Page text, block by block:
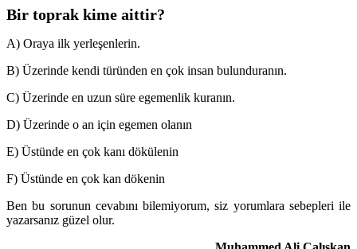
Bir toprak kime aittir?
A) Oraya ilk yerleşenlerin.
B) Üzerinde kendi türünden en çok insan bulunduranın.
C) Üzerinde en uzun süre egemenlik kuranın.
D) Üzerinde o an için egemen olanın
E) Üstünde en çok kanı dökülenin
F) Üstünde en çok kan dökenin
Ben bu sorunun cevabını bilemiyorum, siz yorumlara sebepleri ile
yazarsanız güzel olur.